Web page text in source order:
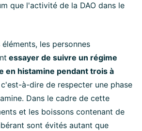
que l'activité de la DAO dans le
les personnes
essayer de suivre un régime
en histamine pendant trois à
c'est-à-dire de respecter une phase
Dans le cadre de cette
et les boissons contenant de
sont évités autant que